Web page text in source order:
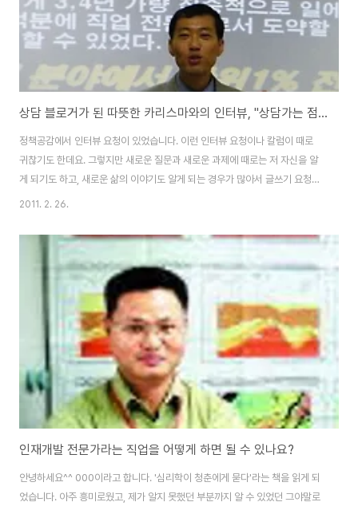
상담 블로거가 된 따뜻한 카리스마와의 인터뷰, "상담가는 점쟁이가 아니랍니다!"
정책공감에서 인터뷰 요청이 있었습니다. 이런 인터뷰 요청이나 칼럼이 때로
귀찮기도 한데요. 그렇지만 새로운 질문과 새로운 과제에 때로는 저 자신을 알
게 되기도 하고, 새로운 삶의 이야기도 알게 되는 경우가 많아서 글쓰기 요청은
거의 거절하지 않습니다. 오늘은 저에 대한 이야기인데요. 여러분들도 한 번 저
바꾼 경험으로 진로상담가가 된 남자:
http://www.careernote.co.kr/1344 상담가는 점쟁이가 아니랍니다! :
http://www.careernote.co.kr/1165 인재개발 전문가라는 직업을 어떻게
하면 될 수 있나요? http://careernote.co.kr/1035 커리어코치가 되려고
하면 어떻게 해..
2011. 2. 26.
인재개발 전문가라는 직업을 어떻게 하면 될 수 있나요?
안녕하세요^^ 000이라고 합니다. '심리학이 청춘에게 묻다'라는 책을 읽게 되
었습니다. 아주 흥미로웠고, 제가 알지 못했던 부분까지 알 수 있었던 그야말로